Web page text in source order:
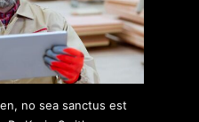
no sea sanctus est